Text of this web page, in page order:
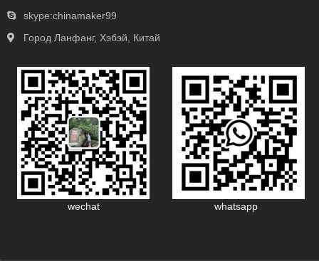
skype:chinamaker99
Город Ланфанг, Хэбэй, Китай
wechat whatsapp